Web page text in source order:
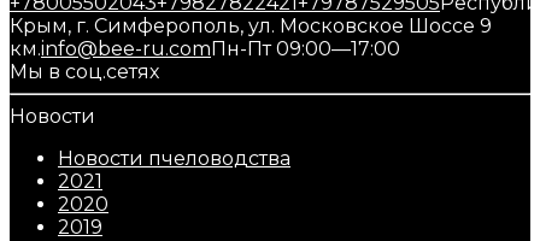
Крым, г. Симферополь, ул. Московское Шоссе 9
км.info@bee-ru.comПн-Пт 09:00—17:00
Мы в соц.сетях
Новости
Новости пчеловодства
2021
2020
2019